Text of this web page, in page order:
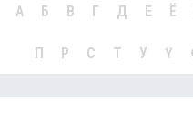
А Б В Г Д Е Ё
П Р С Т У Ү